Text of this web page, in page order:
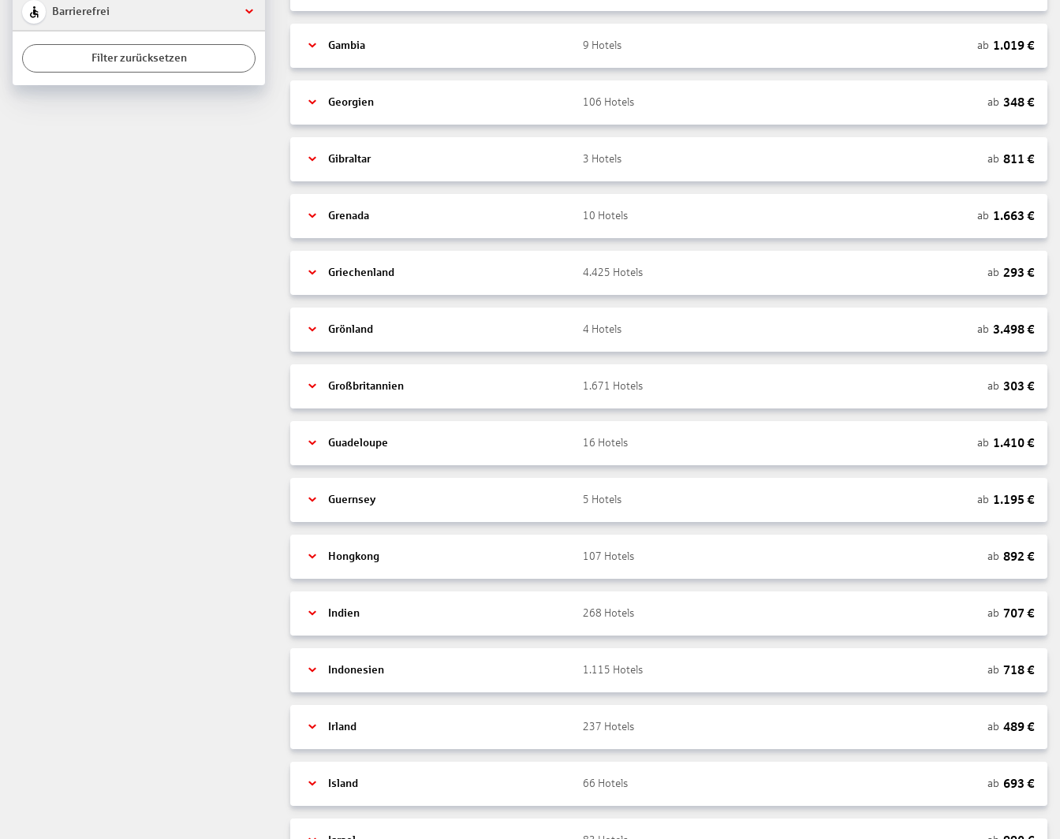
Barrierefrei
Filter zurücksetzen
Gambia 9 Hotels ab 1.019€
Georgien 106 Hotels ab 348€
Gibraltar 3 Hotels ab 811 €
Grenada 10 Hotels ab 1.663 €
Griechenland 4.425 Hotels ab 293 €
Grönland 4 Hotels ab 3.498€
Großbritannien 1.671 Hotels ab 303 €
Guadeloupe 16 Hotels ab 1.410€
Guernsey 5 Hotels ab 1.195 €
Hongkong 107 Hotels ab 892 €
Indien 268 Hotels ab 707 €
Indonesien 1.115 Hotels ab 718€
Irland 237 Hotels ab 489€
Island 66 Hotels ab 693 €